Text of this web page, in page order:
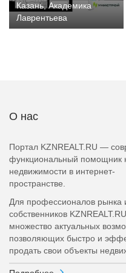
Казань, Академика
Лаврентьева
О нас
Портал KZNREALT.RU —
функциональный помощник
недвижимости в интернет-
пространстве.
Для профессионалов рынка
собственников
множество актуальных
позволяющих быстро и
продать свои объекты